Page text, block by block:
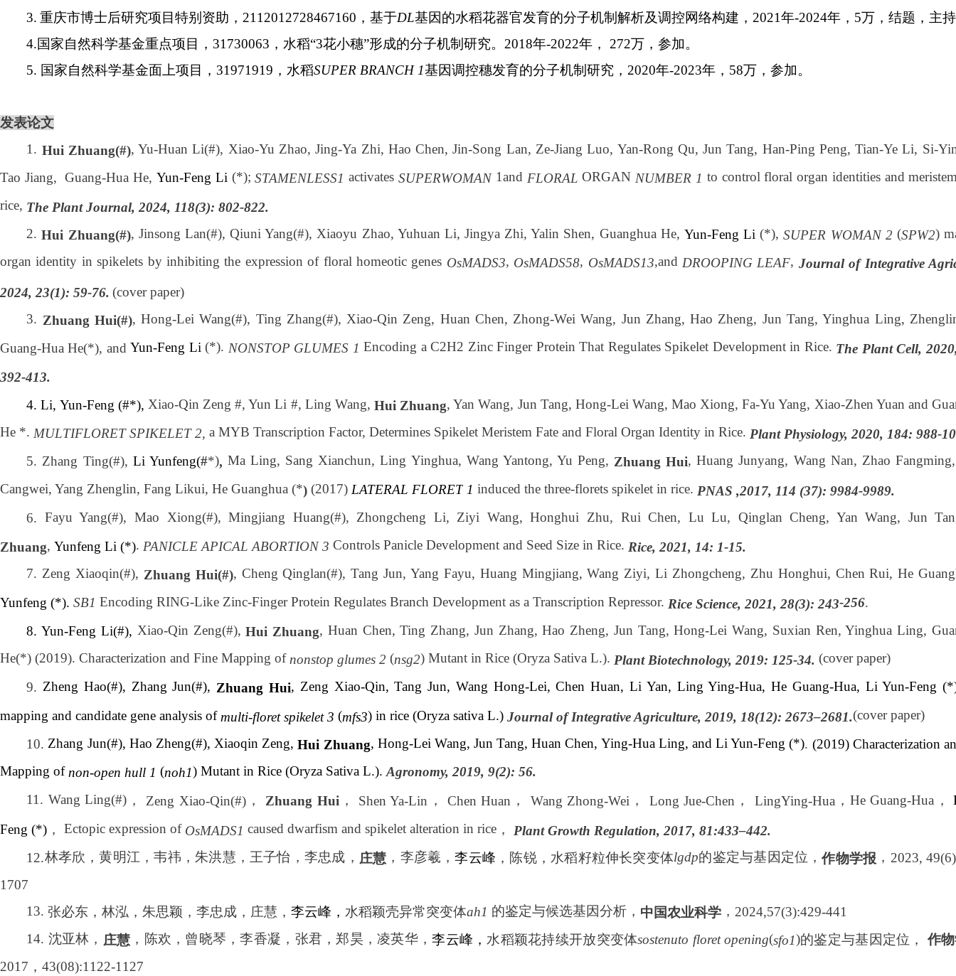
3. 重庆市博士后研究项目特别资助，2112012728467160 ，基于DL基因的水稻花器官发育的分子机制解析及调控网络构建，2021年-2024年， 5万，结题，主
4.国家自然科学基金重点项目， 31730063 ，水稻“3花小穗”形成的分子机制研究。2018年-2022年， 272万，参加。
5. 国家自然科学基金面上项目， 31971919 ，水稻SUPER BRANCH 1基因调控穗发育的分子机制研究，2020年-2023年， 58万，参加。
发表论文
1. Hui Zhuang(#), Yu-Huan Li(#), Xiao-Yu Zhao, Jing-Ya Zhi, Hao Chen, Jin-Song Lan, Ze-Jiang Luo, Yan-Rong Qu, Jun Tang, Han-Ping Peng, Tian-Ye Li, Si-
Tao Jiang, Guang-Hua He, Yun-Feng Li (*);STAMENLESS1 activates SUPERWOMAN1and FLORAL ORGAN NUMBER 1 to control floral organ identities and
rice, The Plant Journal, 2024, 118(3): 802-822.
2. Hui Zhuang(#), Jinsong Lan(#), Qiuni Yang(#), Xiaoyu Zhao, Yuhuan Li, Jingya Zhi, Yalin Shen, Guanghua He, Yun-Feng Li(*), SUPER WOMAN 2 (SPW2)
organ identity in spikelets by inhibiting the expression of floral homeotic genes OsMADS3, OsMADS58, OsMADS13,and DROOPING LEAF, Journal of Integrative
2024, 23(1): 59-76. (cover paper)
3. Zhuang Hui(#), Hong-Lei Wang(#), Ting Zhang(#), Xiao-Qin Zeng, Huan Chen, Zhong-Wei Wang, Jun Zhang, Hao Zheng, Jun Tang, Yinghua Ling,
Guang-Hua He(*), andYun-Feng Li (*). NONSTOP GLUMES 1 Encoding a C2H2 Zinc Finger Protein That Regulates Spikelet Development in Rice. The Plant Cell,
392-413.
4. Li, Yun-Feng (#*), Xiao-Qin Zeng #, Yun Li #, Ling Wang, Hui Zhuang, Yan Wang, Jun Tang, Hong-Lei Wang, Mao Xiong, Fa-Yu Yang, Xiao-Zhen Yuan and
He *. MULTIFLORET SPIKELET 2, a MYB Transcription Factor, Determines Spikelet Meristem Fate and Floral Organ Identity in Rice. Plant Physiology, 2020, 184: 988-
5. Zhang Ting(#), Li Yunfeng(#*), Ma Ling, Sang Xianchun, Ling Yinghua, Wang Yantong, Yu Peng, Zhuang Hui, Huang Junyang, Wang Nan, Zhao
Cangwei, Yang Zhenglin, Fang Likui, He Guanghua (*) (2017) LATERAL FLORET 1 induced the three-florets spikelet in rice. PNAS ,2017, 114 (37): 9984-9989.
6. Fayu Yang(#), Mao Xiong(#), Mingjiang Huang(#), Zhongcheng Li, Ziyi Wang, Honghui Zhu, Rui Chen, Lu Lu, Qinglan Cheng, Yan Wang, Jun
Zhuang, Yunfeng Li (*). PANICLE APICAL ABORTION 3 Controls Panicle Development and Seed Size in Rice. Rice, 2021, 14: 1-15.
7. Zeng Xiaoqin(#), Zhuang Hui(#), Cheng Qinglan(#), Tang Jun, Yang Fayu, Huang Mingjiang, Wang Ziyi, Li Zhongcheng, Zhu Honghui, Chen Rui, He
Yunfeng (*). SB1 Encoding RING-Like Zinc-Finger Protein Regulates Branch Development as a Transcription Repressor. Rice Science, 2021, 28(3): 243-256.
8. Yun-Feng Li(#), Xiao-Qin Zeng(#), Hui Zhuang, Huan Chen, Ting Zhang, Jun Zhang, Hao Zheng, Jun Tang, Hong-Lei Wang, Suxian Ren, Yinghua Ling,
He(*) (2019). Characterization and Fine Mapping ofnonstop glumes 2 (nsg2) Mutant in Rice (Oryza Sativa L.). Plant Biotechnology, 2019: 125-34. (cover paper)
9. Zheng Hao(#), Zhang Jun(#), Zhuang Hui, Zeng Xiao-Qin, Tang Jun, Wang Hong-Lei, Chen Huan, Li Yan, Ling Ying-Hua, He Guang-Hua, Li Yun-Feng
mapping and candidate gene analysis of multi-floret spikelet 3 (mfs3) in rice (Oryza sativa L.) Journal of Integrative Agriculture, 2019, 18(12): 2673–2681.(cover paper)
10. Zhang Jun(#), Hao Zheng(#), Xiaoqin Zeng,Hui Zhuang, Hong-Lei Wang, Jun Tang, Huan Chen, Ying-Hua Ling, and Li Yun-Feng (*). (2019) Characterization
Mapping ofnon-open hull 1 (noh1) Mutant in Rice (Oryza Sativa L.). Agronomy, 2019, 9(2): 56.
11. Wang Ling(#)， Zeng Xiao-Qin(#)， Zhuang Hui ， Shen Ya-Lin ， Chen Huan ， Wang Zhong-Wei ， Long Jue-Chen ， LingYing-Hua ，He Guang-Hua ，
Feng (*) ， Ectopic expression of OsMADS1 caused dwarfism and spikelet alteration in rice ，
Plant Growth Regulation, 2017, 81:433–442.
12.林孝欣，黄明江，韦祎，朱洪慧，王子怡，李忠成， 庄慧 ，李彦羲，李云峰 ，陈锐，水稻籽粒伸长突变体lgdp的鉴定与基因定位，作物学报 ， 2023,
1707
13. 张必东，林泓，朱思颖，李忠成，庄慧，李云峰， 水稻颖壳异常突变体ah1 的鉴定与候选基因分析， 中国农业科学 ， 2024,57(3):429-441
14. 沈亚林， 庄慧 ，陈欢，曾晓琴，李香凝，张君，郑昊，凌英华，李云峰，水稻颖花持续开放突变体sostenuto floret opening(sfo1)的鉴定与基因定位，
作
2017 ， 43(08):1122-1127